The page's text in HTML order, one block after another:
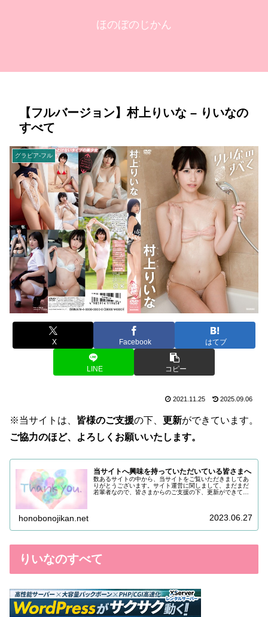
ほのぼのじかん
【フルバージョン】村上りいな – りいなの
すべて
グラビア-フル
X Facebook はてブ
LINE コピー
2021.11.25 2025.09.06
※当サイトは、 皆様のご支援の下、 更新ができています。
ご協力のほど、よろしくお願いいたします。
当サイトへ興味を持っていただいている皆さまへ
数あるサイトの中から、当サイトをご覧いただきましてあ
りがとうございます。サイト運営に関しまして、まだまだ
若輩者なので、皆さまからのご支援の下、更新ができてい
honobonojikan.net 2023.06.27
りいなのすべて